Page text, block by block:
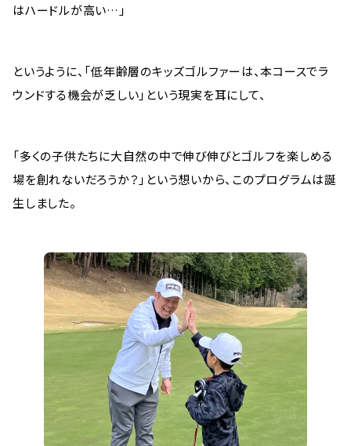
はハードルが高い…」
というように、「低年齢層のキッズゴルファーは、本コースでラ
ウンドする機会が乏しい」という現実を耳にして、
「多くの子供たちに大自然の中で伸び伸びとゴルフを楽しめる
場を創れないだろうか？」という想いから、このプログラムは誕
生しました。